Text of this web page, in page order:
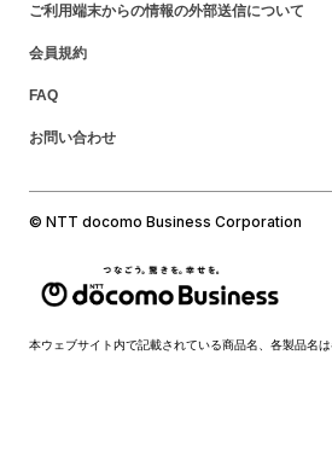
ご利用端末からの情報の外部送信について
会員規約
FAQ
お問い合わせ
© NTT docomo Business Corporation
本ウェブサイト内で記載されている商品名、各製品名